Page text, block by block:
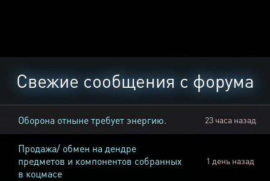
Свежие сообщения с форума
Оборона отныне требует энергию. 23 часа назад
Продажа/ обмен на дендре
предметов и компонентов собранных
в коцмасе
1 день назад